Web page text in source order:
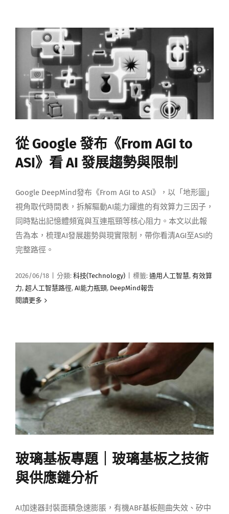
從 Google 發布《From AGI to
ASI》看 AI 發展趨勢與限制
Google DeepMind發布《From AGI to ASI》，以「地形圖」
視角取代時間表，拆解驅動AI能力躍進的有效算力三因子，
同時點出記憶體頻寬與互連瓶頸等核心阻力。本文以此報
告為本，梳理AI發展趨勢與現實限制，帶你看清AGI至ASI的
完整路徑。
2026/06/18 分類: 科技(Technology) 標籤: 通用人工智慧, 有效算
力, 超人工智慧路徑, AI能力瓶頸, DeepMind報告
閱讀更多
玻璃基板專題｜玻璃基板之技術
與供應鏈分析
AI加速器封裝面積急速膨脹，有機ABF基板翹曲失效、矽中